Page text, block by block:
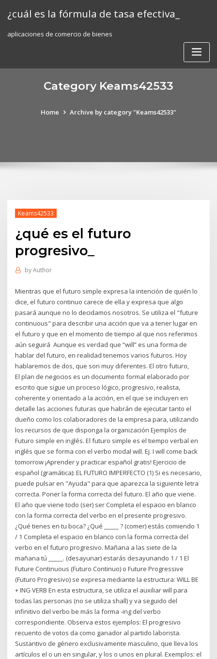
¿cuál es la fórmula de tasa efectiva_
aplicaciones de comercio de bienes
Category Keams42533
Home Archive by category "Keams42533"
Keams42533
¿qué es el futuro
progresivo_
byAuthor
Mientras que el futuro simple expresa la intención de quién lo
dice, el futuro continuo carece de ella y expresa que algo
pasará aunque no lo decidamos nosotros. Se utiliza el "future
continuous" para describir una acción que va a tener lugar en
el futuro y que en el momento de tiempo al que nos referimos
aún seguirá Aunque es verdad que “will” es una forma de
hablar del futuro, en realidad tenemos varios futuros. Hoy
hablaremos de dos, que son muy diferentes. El otro futuro,
El plan de negocios es un documento formal elaborado por
escrito que sigue un proceso lógico, progresivo, realista,
coherente y orientado a la acción, en el que se incluyen en
detalle las acciones futuras que habrán de ejecutar tanto el
dueño como los colaboradores de la empresa para, utilizando
los recursos de que disponga la organización Ejemplos de
Futuro simple en inglés. El futuro simple es el tiempo verbal en
inglés que se forma con el verbo modal will. Ej. I will come back
tomorrow ¡Aprender y practicar español gratis! Ejercicio de
español (gramática): EL FUTURO IMPERFECTO (1) Si es necesario,
puede pulsar en "Ayuda" para que aparezca la siguiente letra
correcta. Poner la forma correcta del futuro. El año que viene.
El año que viene todo (ser) ser Completa el espacio en blanco
con la forma correcta del verbo en el presente progresivo.
¿Qué tienes en tu boca? ¿Qué _____ ? (comer) estás comiendo 1
/ 1 Completa el espacio en blanco con la forma correcta del
verbo en el futuro progresivo. Mañana a las siete de la
mañana tú _____. (desayunar) estarás desayunando 1 / 1 El
Future Continuous (Futuro Continuo) o Future Progressive
(Futuro Progresivo) se expresa mediante la estructura: WILL BE
+ ING VERB En esta estructura, se utiliza el auxiliar will para
todas las personas (no se utiliza shall) y va seguido del
infinitivo del verbo be más la forma -ing del verbo
correspondiente. Observa estos ejemplos: El progresivo
recuento de votos da como ganador al partido laborista.
Sustantivo de género exclusivamente masculino, que lleva los
artículos el o un en singular, y los o unos en plural. Exemplos: el